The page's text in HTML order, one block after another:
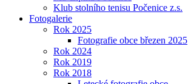
Klub stolního tenisu Počenice z.s.
Fotogalerie
Rok 2025
Fotografie obce březen 2025
Rok 2024
Rok 2019
Rok 2018